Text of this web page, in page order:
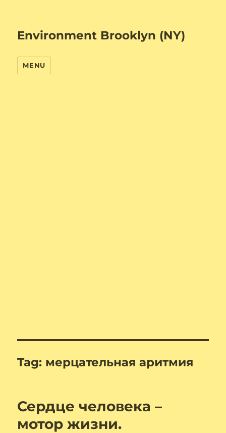
Environment Brooklyn (NY)
MENU
Tag: мерцательная аритмия
Сердце человека –
мотор жизни.